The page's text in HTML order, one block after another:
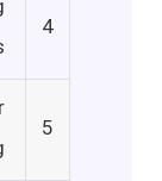
4
5